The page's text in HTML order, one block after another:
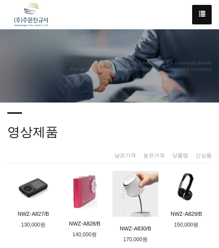
We have created a awesome theme
Far far away,behind the word mountains, far from the countries
영상제품
낮은가격 높은가격 상품명 신상품
NWZ-A827/B
130,000원
NWZ-A828/B
140,000원
NWZ-A830/B
170,000원
NWZ-A829/B
150,000원